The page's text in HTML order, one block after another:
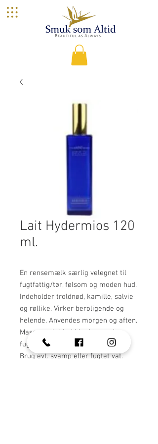
Lait Hydermios 120
ml.
En rensemælk særlig velegnet til
fugtfattig/tør, følsom og moden hud.
Indeholder troldnød, kamille, salvie
og røllike. Virker beroligende og
helende. Anvendes morgen og aften.
Masseres let ind i huden med
fugtede fingre. Fjernes med vand.
Brug evt. svamp eller fugtet vat.